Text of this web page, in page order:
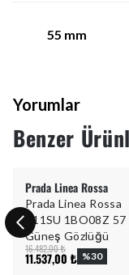
55 mm
Yorumlar
Benzer
Prada Linea Rossa
Prada Linea Rossa
B11SU 1BO08Z
Güneş Gözlüğü
16.482,00 ₺
11.537,00 ₺ %30